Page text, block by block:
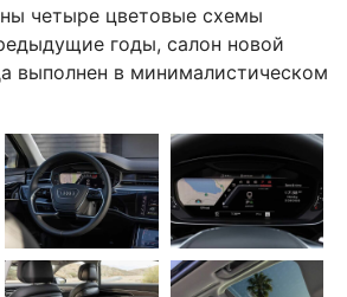
четыре цветовые схемы
годы, салон новой
выполнен в минималистическом